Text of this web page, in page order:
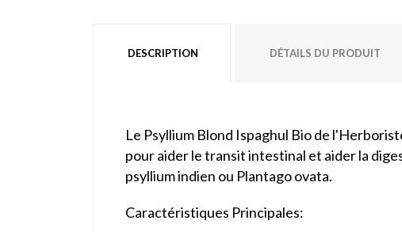
DESCRIPTION DÉTAILS DU PRODUIT
Le Psyllium Blond Ispaghul Bio de
pour aider le transit intestinal et aider la
psyllium indien ou Plantago ovata.
Caractéristiques Principales: